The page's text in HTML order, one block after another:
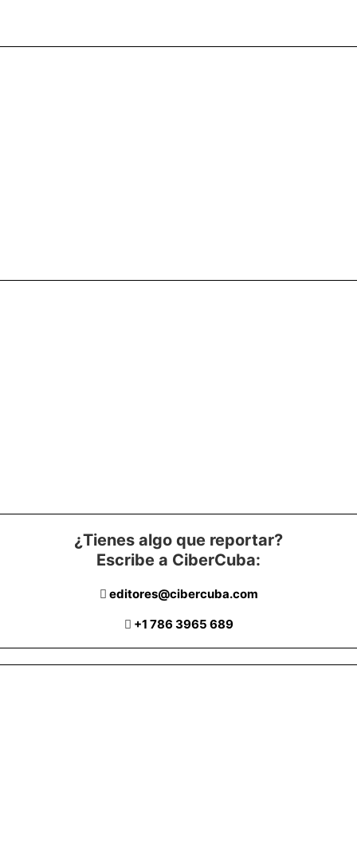
¿Tienes algo que reportar?
Escribe a CiberCuba:
editores@cibercuba.com
+1 786 3965 689